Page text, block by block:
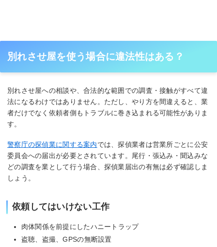
別れさせ屋を使う場合に違法性はある？
別れさせ屋への相談や、合法的な範囲での調査・接触がすべて違
法になるわけではありません。ただし、やり方を間違えると、業
者だけでなく依頼者側もトラブルに巻き込まれる可能性がありま
す。
警察庁の探偵業に関する案内では、探偵業者は営業所ごとに公安
委員会への届出が必要とされています。尾行・張込み・聞込みな
どの調査を業として行う場合、探偵業届出の有無は必ず確認しま
しょう。
依頼してはいけない工作
肉体関係を前提にしたハニートラップ
盗聴、盗撮、GPSの無断設置